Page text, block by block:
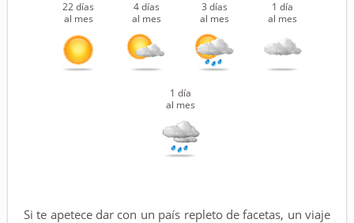
22 días
al mes
4 días
al mes
3 días
al mes
1 día
al mes
1 día
al mes
Si te apetece dar con un país repleto de facetas, un viaje